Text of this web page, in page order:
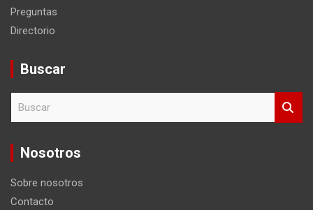
Preguntas
Directorio
Buscar
c
Nosotros
Sobre nosotros
Contacto